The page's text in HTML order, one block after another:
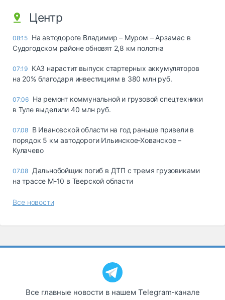
Центр
08:15 На автодороге Владимир – Муром – Арзамас в
Судогодском районе обновят 2,8 км полотна
07:19 КАЗ нарастит выпуск стартерных аккумуляторов
на 20% благодаря инвестициям в 380 млн руб.
07:06 На ремонт коммунальной и грузовой спецтехники
в Туле выделили 40 млн руб.
07.08 В Ивановской области на год раньше привели в
порядок 5 км автодороги Ильинское-Хованское –
Кулачево
07.08 Дальнобойщик погиб в ДТП с тремя грузовиками
на трассе М-10 в Тверской области
Все новости
Все главные новости в нашем Telegram‑канале